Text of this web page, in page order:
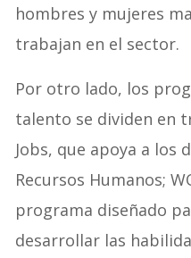
hombres y mujeres
trabajan en el sector.
Por otro lado, los
talento se dividen en
Jobs, que apoya a los
Recursos Humanos;
programa diseñado
desarrollar las